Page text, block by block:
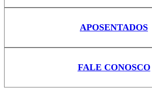
APOSENTADOS
FALE CONOSCO